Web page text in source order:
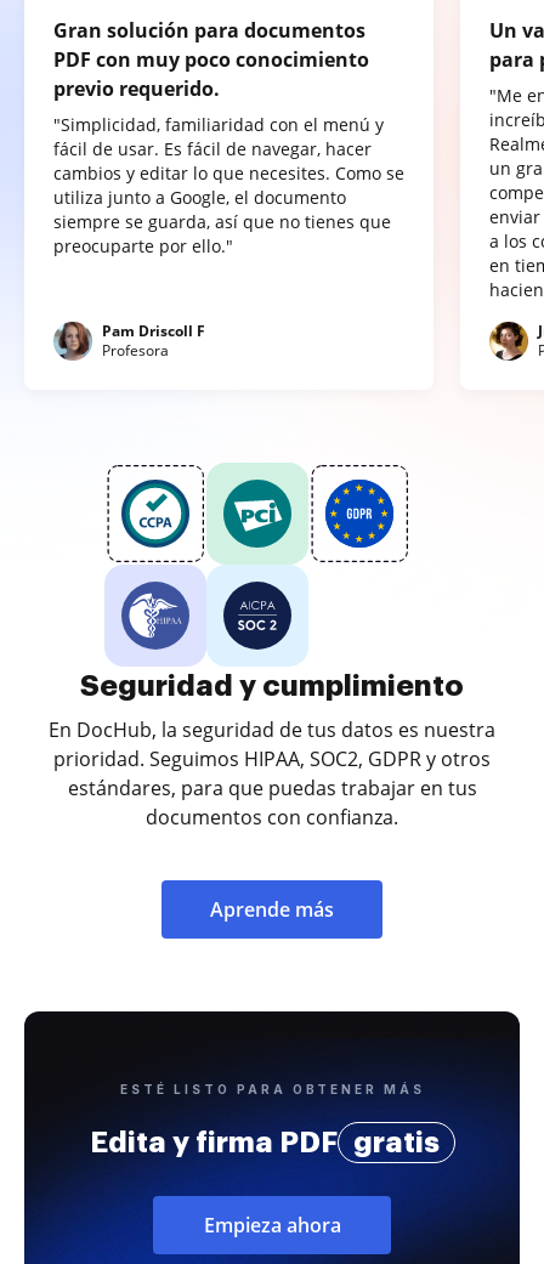
Gran solución para documentos
PDF con muy poco conocimiento
previo requerido.
"Simplicidad, familiaridad con el menú y
fácil de usar. Es fácil de navegar, hacer
cambios y editar lo que necesites. Como se
utiliza junto a Google, el documento
siempre se guarda, así que no tienes que
preocuparte por ello."
Pam Driscoll F
Profesora
Un
para
"Me
un
a los
en
Seguridad y cumplimiento
En DocHub, la seguridad de tus datos es nuestra
prioridad. Seguimos HIPAA, SOC2, GDPR y otros
estándares, para que puedas trabajar en tus
documentos con confianza.
Aprende más
ESTÉ LISTO PARA OBTENER MÁS
Edita y firma PDF gratis
Empieza ahora